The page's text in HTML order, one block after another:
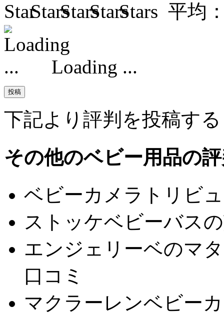
平均
Loading ...
下記より評判を投稿する
その他のベビー用品の
ベビーカメラトリビ
ストッケベビーバス
エンジェリーベのマ
口コミ
マクラーレンベビー